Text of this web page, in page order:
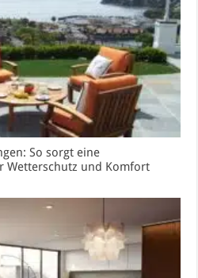
So sorgt eine
Wetterschutz und Komfort